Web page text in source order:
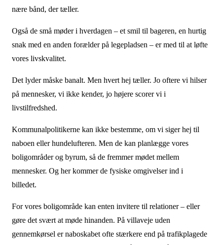
nære bånd, der tæller.
Også de små møder i hverdagen – et smil til bageren, en hurtig
snak med en anden forælder på legepladsen – er med til at løfte
vores livskvalitet.
Det lyder måske banalt. Men hvert hej tæller. Jo oftere vi hilser
på mennesker, vi ikke kender, jo højere scorer vi i
livstilfredshed.
Kommunalpolitikerne kan ikke bestemme, om vi siger hej til
naboen eller hundelufteren. Men de kan planlægge vores
boligområder og byrum, så de fremmer mødet mellem
mennesker. Og her kommer de fysiske omgivelser ind i
billedet.
For vores boligområde kan enten invitere til relationer – eller
gøre det svært at møde hinanden. På villaveje uden
gennemkørsel er naboskabet ofte stærkere end på trafikplagede